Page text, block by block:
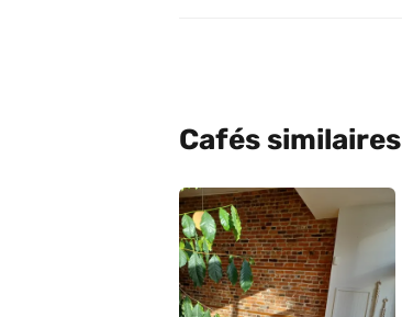
Cafés similaires